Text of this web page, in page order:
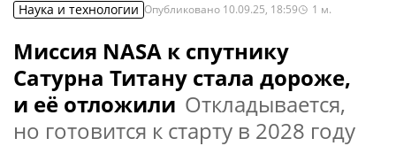
Наука и технологии Опубликовано 10.09.25, 18:59 1 м.
Миссия NASA к спутнику
Сатурна Титану стала дороже,
и её отложили Откладывается,
но готовится к старту в 2028 году